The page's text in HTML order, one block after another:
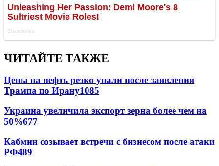
ЧИТАЙТЕ ТАКЖЕ
Цены на нефть резко упали после заявления
Трампа по Ирану1085
Украина увеличила экспорт зерна более чем на
50%677
Кабмин созывает встречи с бизнесом после атаки
РФ489